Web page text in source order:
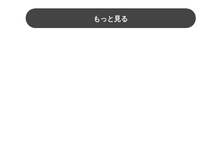
もっと見る